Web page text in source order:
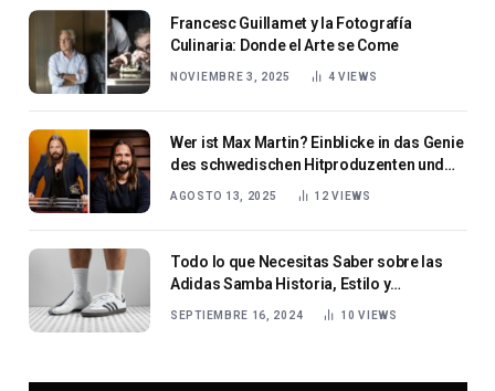
Francesc Guillamet y la Fotografía
Culinaria: Donde el Arte se Come
NOVIEMBRE 3, 2025 4VIEWS
Wer ist Max Martin? Einblicke in das Genie
des schwedischen Hitproduzenten und
AGOSTO 13, 2025 12VIEWS
Todo lo que Necesitas Saber sobre las
Adidas Samba Historia, Estilo y
SEPTIEMBRE 16, 2024 10VIEWS